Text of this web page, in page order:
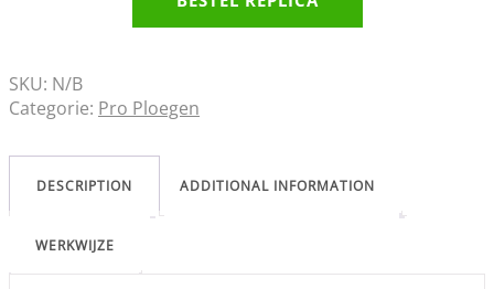
SKU: N/B
Categorie: Pro Ploegen
DESCRIPTION ADDITIONAL INFORMATION
WERKWIJZE